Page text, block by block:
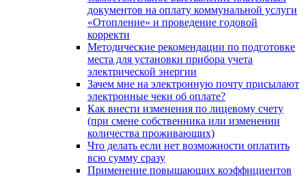
документов на оплату коммунальной услуги
«Отопление» и проведение годовой
корректи
Методические рекомендации по подготовке
места для установки прибора учета
электрической энергии
Зачем мне на электронную почту присылают
электронные чеки об оплате?
Как внести изменения по лицевому счету
(при смене собственника или изменении
количества проживающих)
Что делать если нет возможности оплатить
всю сумму сразу
Применение повышающих коэффициентов